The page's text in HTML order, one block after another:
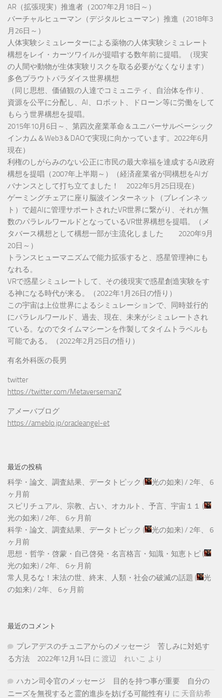
AR（拡張現実）推進者（2007年2月18日～）
バーチャルヒューマン（デジタルヒューマン）推進（2018年3
月26日～）
人体実験シミュレーターによる薬物の人体実験シミュレート
構想をレイ・カーツワイルが提唱する数年前に提唱。（現実
の人間や動物が生体実験リスクを取る必要がなくなります）
多色プラウトパラダイス世界構想
（同じ思想、価値観の人達でコミュニティ、自治体を作り、
資源を公平に分配し、AI、ロボット、ドローン等に労働をして
もらう世界構想を提唱。
2015年10月6日～、第四次産業革命＆ユニバーサルベーシック
インカム＆Web3＆DAOで実現に向かっています。2022年6月
現在）
利権のしがらみのない公正に市民の最大幸福を達成するAI政府
構想を提唱（2007年上半期～）（経済産業省が同構想をAIガ
バナンスとして打ち立てました！ 2022年5月25日現在）
ゲーミングチェアに座り脳波インターネット（ブレインネッ
ト）で超AIに管理サポートされたVR世界に繋がり、それが無
数のパラレルワールドとなっているVR世界構想を提唱。（メ
タバース構想として構想一部が主流化しました 2020年9月
20日～）
トランスヒューマニズムで能力拡張すると、惑星管理神にも
なれる。
VRで惑星シミュレートして、その後現実で惑星創造実験をす
る神になる時代が来る。（2022年1月26日の悟り）
この宇宙は上位世界によるシミュレーションで、同時並行的
にパラレルワールド、過去、現在、未来がシミュレートされ
ている。なのでタイムマシーンを作製してタイムトラベルも
可能である。（2022年2月25日の悟り）
有名外科医の長男
twitter
https://twitter.com/MetaversemanZ
アメーバブログ
https://ameblo.jp/oracleangel-et
最近の投稿
科学・論文、調査結果、データトピック ( 光の如来) / 2年、 6
ヶ月前
スピリチュアル、宗教、占い、オカルト、予言、宇宙１１ (
光の如来) / 2年、 6ヶ月前
科学・論文、調査結果、データトピック ( 光の如来) / 2年、 6
ヶ月前
思想・哲学・啓蒙・自己啓発・名言格言・知識・知恵トピ (
光の如来) / 2年、 6ヶ月前
常人見るな！末法の世、終末、人類・社会の破滅の話題 (
光
の如来) / 2年、 6ヶ月前
最近のコメント
プレアデスのチュニアからのメッセージ 苦しみに対処す
る方法 2022年12月14日 に 渡辺 れいこ より
ハカン司令官のメッセージ 目的を持つ事が重要 自分の
ニーズを無視すると霊的進歩を妨げる可能性有り に 天音紡希